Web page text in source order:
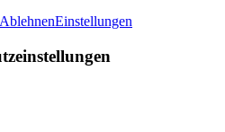
Einstellungen